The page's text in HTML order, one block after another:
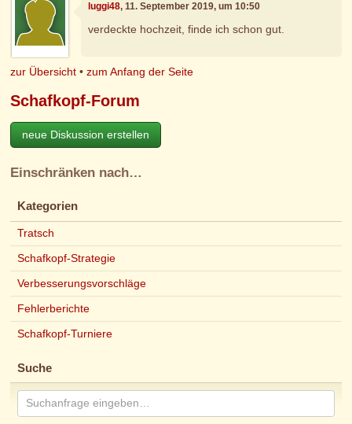
luggi48, 11. September 2019, um 10:50
verdeckte hochzeit, finde ich schon gut.
zur Übersicht •zum Anfang der Seite
Schafkopf-Forum
neue Diskussion erstellen
Einschränken nach…
Kategorien
Tratsch
Schafkopf-Strategie
Verbesserungsvorschläge
Fehlerberichte
Schafkopf-Turniere
Suche